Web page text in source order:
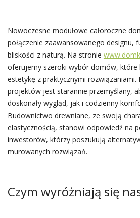
Nowoczesne modułowe całoroczne
połączenie zaawansowanego designu,
bliskości z naturą. Na stronie
oferujemy szeroki wybór domów, które
estetykę z praktycznymi rozwiązaniami.
projektów jest starannie przemyślany,
doskonały wygląd, jak i codzienny
Budownictwo drewniane, ze swoją
elastycznością, stanowi odpowiedź na
inwestorów, którzy poszukują
murowanych rozwiązań.
Czym wyróżniają się